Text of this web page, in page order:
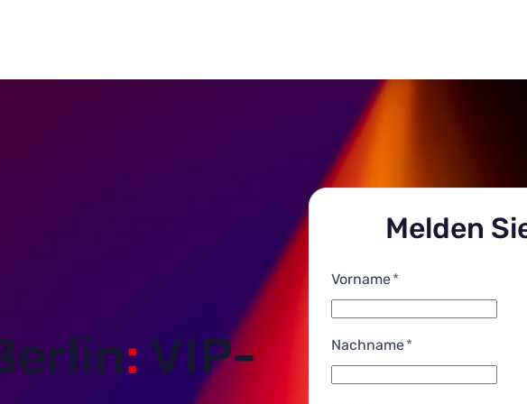
: VIP-
Melden
Vorname*
Nachname*